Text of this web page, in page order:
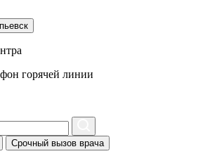
горячей линии
Срочный вызов врача